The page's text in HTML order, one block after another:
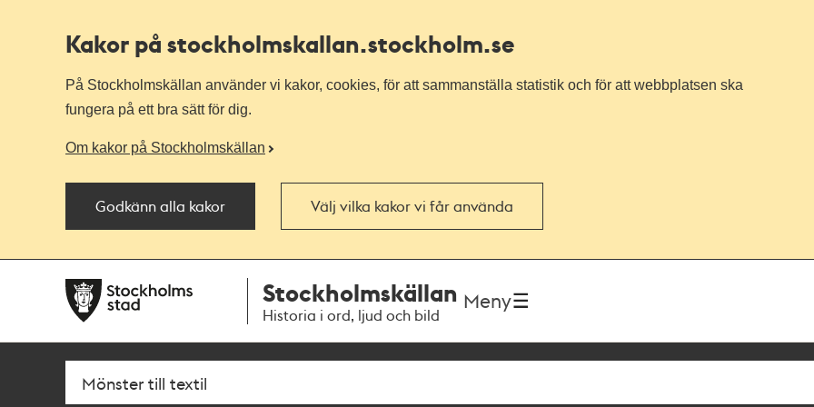
Kakor på stockholmskallan.stockholm.se
På Stockholmskällan använder vi kakor, cookies, för att sammanställa statistik och för att webbplatsen ska
fungera på ett bra sätt för dig.
Om kakor på Stockholmskällan
Godkänn alla kakor Välj vilka kakor vi får använda
navigationen
huvudinnehållet
Stockholmskällan
Historia i ord, ljud och bild
Meny
Sök